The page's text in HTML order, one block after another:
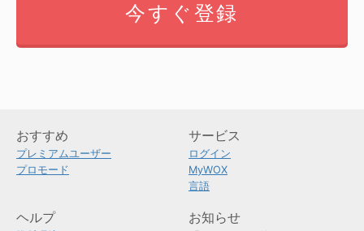
今すぐ登録
おすすめ
プレミアムユーザー
プロモード
サービス
ログイン
MyWOX
言語
ヘルプ お知らせ